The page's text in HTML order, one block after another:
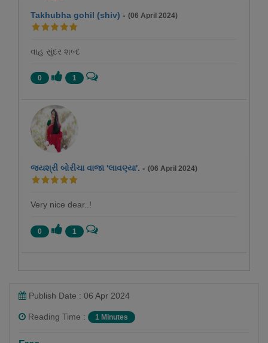
Takhubha gohil (shiv) - (06 April 2024)
વાહ સુંદર શબ્દ
0 1
જયશ્રી બોરીચા વાજા 'લાવણ્યા'. - (06 April 2024)
Very nice dear..!
0 1
Niky Malay
Publish Date : 06 Apr 2024
Reading Time : 1 Minutes